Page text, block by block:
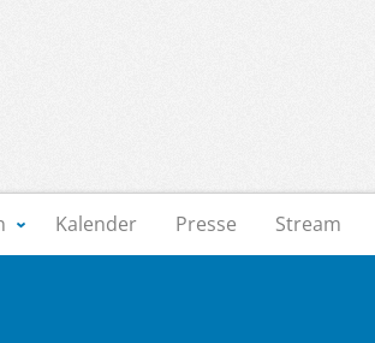
Kalender Presse Stream